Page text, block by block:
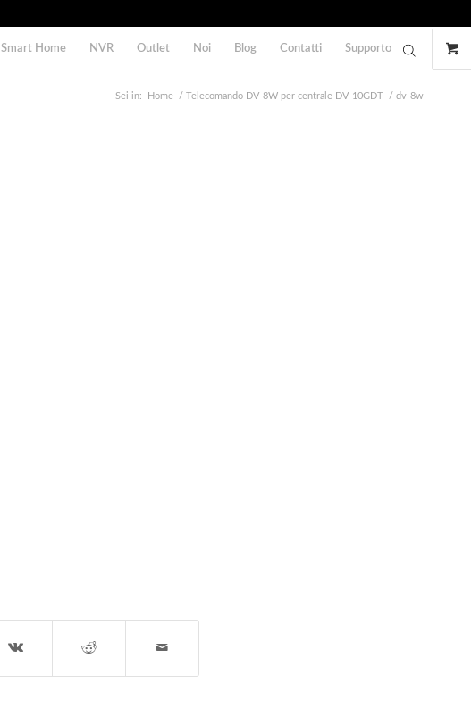
Smart Home NVR Outlet Noi Blog Contatti Supporto
Sei in: Home / Telecomando DV-8W per centrale DV-10GDT / dv-8w